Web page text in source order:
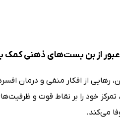
از بن بست‌های ذهنی کمک
رهایی از افکار منفی و درمان
خود را بر نقاط قوت و
می‌کند.